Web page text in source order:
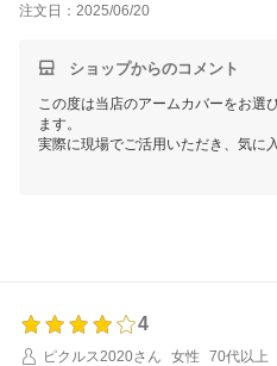
注文日：2025/06/20
ショップからのコメント
この度は当店のアームカバーをお選
ます。
実際に現場でご活用いただき、気に
今後も安心してお使いいただけるよ
づくりを続けてまいりますので、
4
ピクルス2020さん
女性
70代以上